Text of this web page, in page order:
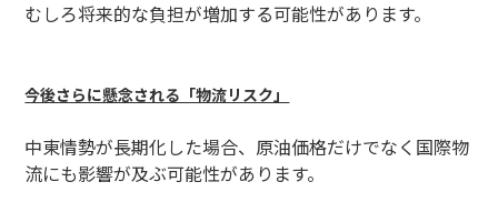
むしろ将来的な負担が増加する可能性があります。
今後さらに懸念される「物流リスク」
中東情勢が長期化した場合、原油価格だけでなく国際物
流にも影響が及ぶ可能性があります。